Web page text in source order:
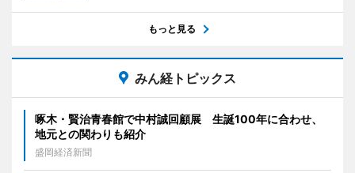
もっと見る
みん経トピックス
啄木・賢治青春館で中村誠回顧展 生誕100年に合わせ、
地元との関わりも紹介
盛岡経済新聞